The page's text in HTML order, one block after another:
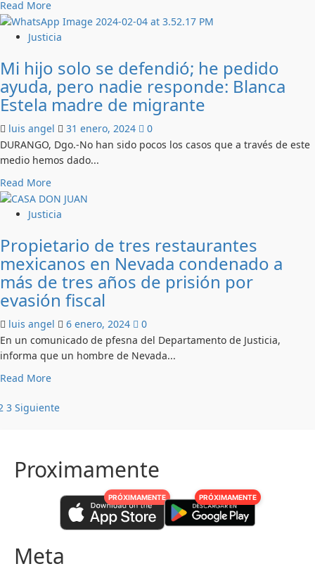
México
Read MoreRead
more
about
Subsecretario
de
Egresos
es
sentenciado
a
10
prisión
Justicia
Mi hijo solo se defendió; he pedido
ayuda, pero nadie responde: Blanca
Estela madre de migrante
luis angel 31 enero, 2024
0
DURANGO, Dgo.-No han sido pocos los casos que a través de este
medio hemos dado...
Read MoreRead
more
about
hijo
solo
se
defendió;
he
pedido
ayuda,
pero
responde:
Estela
migrante
Justicia
Propietario de tres restaurantes
mexicanos en Nevada condenado a
más de tres años de prisión por
evasión fiscal
luis angel 6 enero, 2024
0
En un comunicado de pfesna del Departamento de Justicia,
informa que un hombre de Nevada...
Read MoreRead
about
restaurantes
en
Nevada
condenado
más
3 Siguiente
Proximamente
PRÓXIMAMENTE PRÓXIMAMENTE
Meta